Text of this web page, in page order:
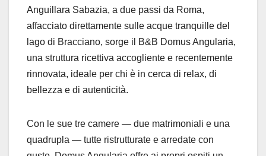
Anguillara Sabazia, a due passi da Roma,
affacciato direttamente sulle acque tranquille del
lago di Bracciano, sorge il B&B DomusAngularia,
una struttura ricettiva accogliente e recentemente
rinnovata, ideale per chi è in cerca di relax, di
bellezza e di autenticità.
Con le sue tre camere — due matrimoniali e una
quadrupla — tutte ristrutturate e arredate con